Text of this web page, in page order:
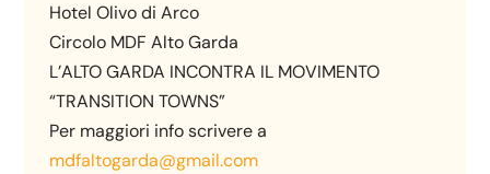
Hotel Olivo di Arco
Circolo MDF Alto Garda
L’ALTO GARDA INCONTRA IL MOVIMENTO
“TRANSITION TOWNS”
Per maggiori info scrivere a
mdfaltogarda@gmail.com